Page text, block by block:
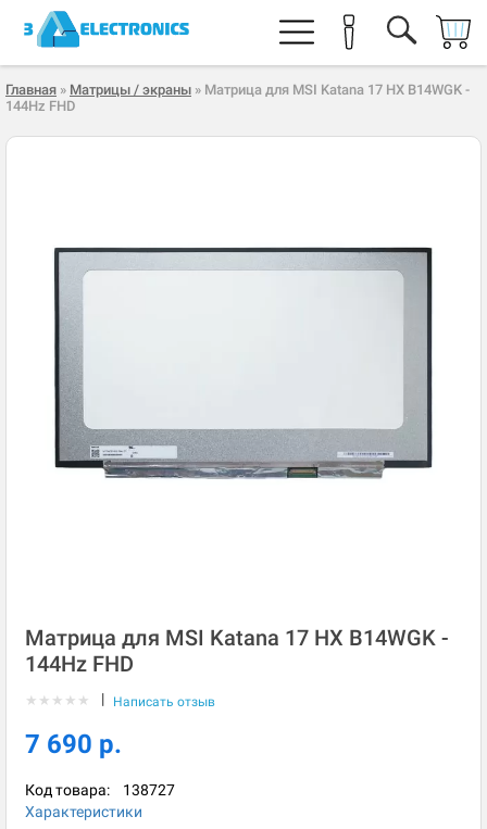
Главная » Матрицы / экраны » Матрица для MSI Katana 17 HX B14WGK -
144Hz FHD
Матрица для MSI Katana 17 HX B14WGK -
144Hz FHD
★ ★ ★ ★ ★ | Написать отзыв
7 690 р.
Код товара: 138727
Характеристики